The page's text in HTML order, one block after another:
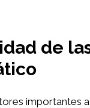
de
importantes